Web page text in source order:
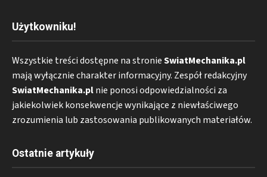
Użytkowniku!
Wszystkie treści dostępne na stronieSwiatMechanika.pl
mają wyłącznie charakter informacyjny. Zespół redakcyjny
SwiatMechanika.plnie ponosi odpowiedzialności za
jakiekolwiek konsekwencje wynikające z niewłaściwego
zrozumienia lub zastosowania publikowanych materiałów.
Ostatnie artykuły